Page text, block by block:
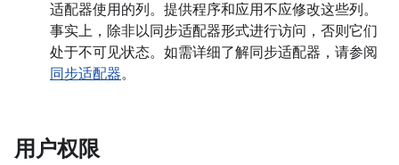
适配器使用的列。提供程序和应用不应修改这些列。
事实上，除非以同步适配器形式进行访问，否则它们
处于不可见状态。如需详细了解同步适配器，请参阅
同步适配器。
用户权限